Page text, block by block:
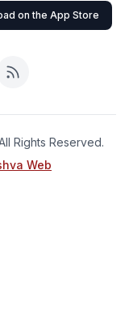
on the App Store
Rights Reserved.
Web